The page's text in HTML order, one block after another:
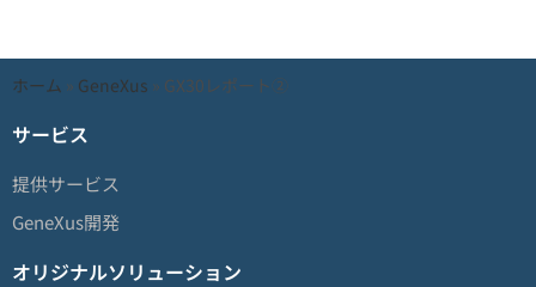
ホーム » GeneXus » GX30レポート②
サービス
提供サービス
GeneXus開発
オリジナルソリューション